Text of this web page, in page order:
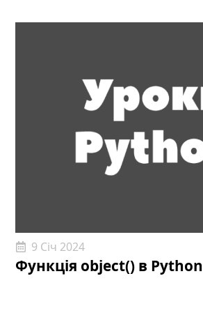
Функція object() в Python
9 Січ 2024